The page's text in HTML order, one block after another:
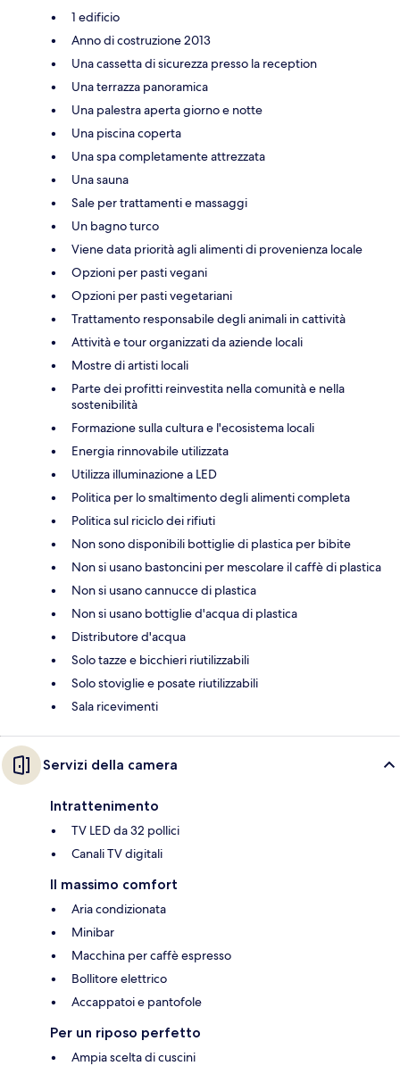
1 edificio
Anno di costruzione 2013
Una cassetta di sicurezza presso la reception
Una terrazza panoramica
Una palestra aperta giorno e notte
Una piscina coperta
Una spa completamente attrezzata
Una sauna
Sale per trattamenti e massaggi
Un bagno turco
Viene data priorità agli alimenti di provenienza locale
Opzioni per pasti vegani
Opzioni per pasti vegetariani
Trattamento responsabile degli animali in cattività
Attività e tour organizzati da aziende locali
Mostre di artisti locali
Parte dei profitti reinvestita nella comunità e nella
sostenibilità
Formazione sulla cultura e l'ecosistema locali
Energia rinnovabile utilizzata
Utilizza illuminazione a LED
Politica per lo smaltimento degli alimenti completa
Politica sul riciclo dei rifiuti
Non sono disponibili bottiglie di plastica per bibite
Non si usano bastoncini per mescolare il caffè di plastica
Non si usano cannucce di plastica
Non si usano bottiglie d'acqua di plastica
Distributore d'acqua
Solo tazze e bicchieri riutilizzabili
Solo stoviglie e posate riutilizzabili
Sala ricevimenti
Servizi della camera
Intrattenimento
TV LED da 32 pollici
Canali TV digitali
Il massimo comfort
Aria condizionata
Minibar
Macchina per caffè espresso
Bollitore elettrico
Accappatoi e pantofole
Per un riposo perfetto
Ampia scelta di cuscini